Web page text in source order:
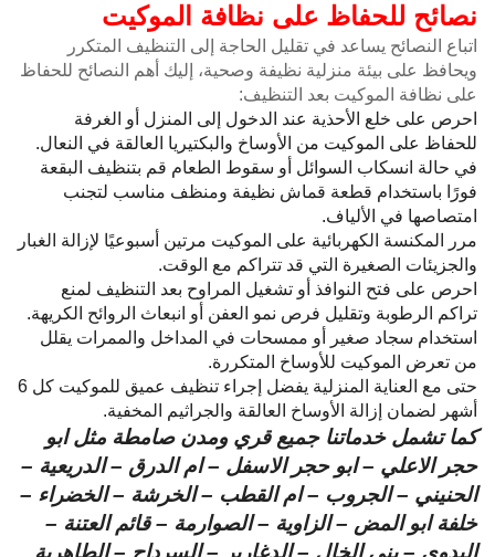
نصائح للحفاظ على نظافة الموكيت
اتباع النصائح يساعد في تقليل الحاجة إلى التنظيف المتكرر
ويحافظ على بيئة منزلية نظيفة وصحية، إليك أهم النصائح للحفاظ
على نظافة الموكيت بعد التنظيف:
احرص على خلع الأحذية عند الدخول إلى المنزل أو الغرفة
للحفاظ على الموكيت من الأوساخ والبكتيريا العالقة في النعال.
في حالة انسكاب السوائل أو سقوط الطعام قم بتنظيف البقعة
فورًا باستخدام قطعة قماش نظيفة ومنظف مناسب لتجنب
امتصاصها في الألياف.
مرر المكنسة الكهربائية على الموكيت مرتين أسبوعيًا لإزالة الغبار
والجزيئات الصغيرة التي قد تتراكم مع الوقت.
احرص على فتح النوافذ أو تشغيل المراوح بعد التنظيف لمنع
تراكم الرطوبة وتقليل فرص نمو العفن أو انبعاث الروائح الكريهة.
استخدام سجاد صغير أو ممسحات في المداخل والممرات يقلل
من تعرض الموكيت للأوساخ المتكررة.
حتى مع العناية المنزلية يفضل إجراء تنظيف عميق للموكيت كل 6
أشهر لضمان إزالة الأوساخ العالقة والجراثيم المخفية.
كما تشمل خدماتنا جميع قري ومدن صامطة مثل ابو
حجر الاعلي – ابو حجر الاسفل – ام الدرق – الدريعية –
الحنيني – الجروب – ام القطب – الخرشة – الخضراء –
خلفة ابو المض – الزاوية – الصوارمة – قائم العتنة –
البدوي – بني الخال – الدغارير – السرداح – الطاهرية